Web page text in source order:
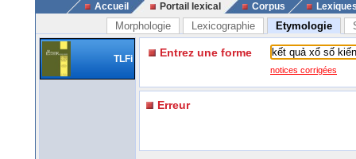
Accueil Portail lexical Corpus
Morphologie Lexicographie Etymologie
TLFi Entrez une forme
notices corrigées
Erreur